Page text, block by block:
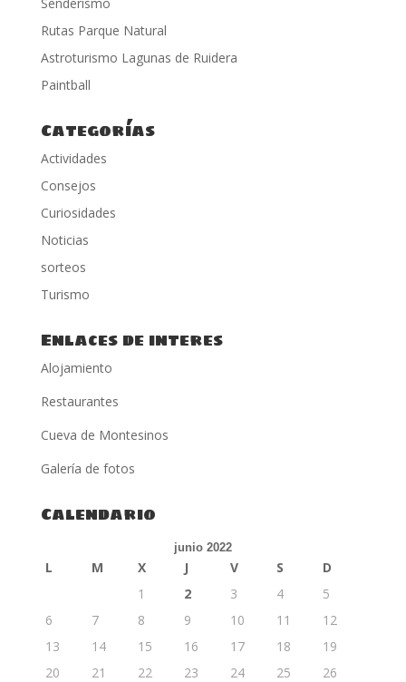
Rutas Parque Natural
Astroturismo Lagunas de Ruidera
Paintball
Categorías
Actividades
Consejos
Curiosidades
Noticias
sorteos
Turismo
Enlaces de interes
Alojamiento
Restaurantes
Cueva de Montesinos
Galería de fotos
Calendario
junio 2022
L M X J V S
D
1
2 3 4
5
6
7 8 9 10 11
12
13
14 15 16 17 18
19
20
21 22 23 24 25
26